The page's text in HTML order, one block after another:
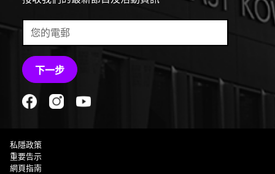
下一步
私隱政策
重要告示
網頁指南